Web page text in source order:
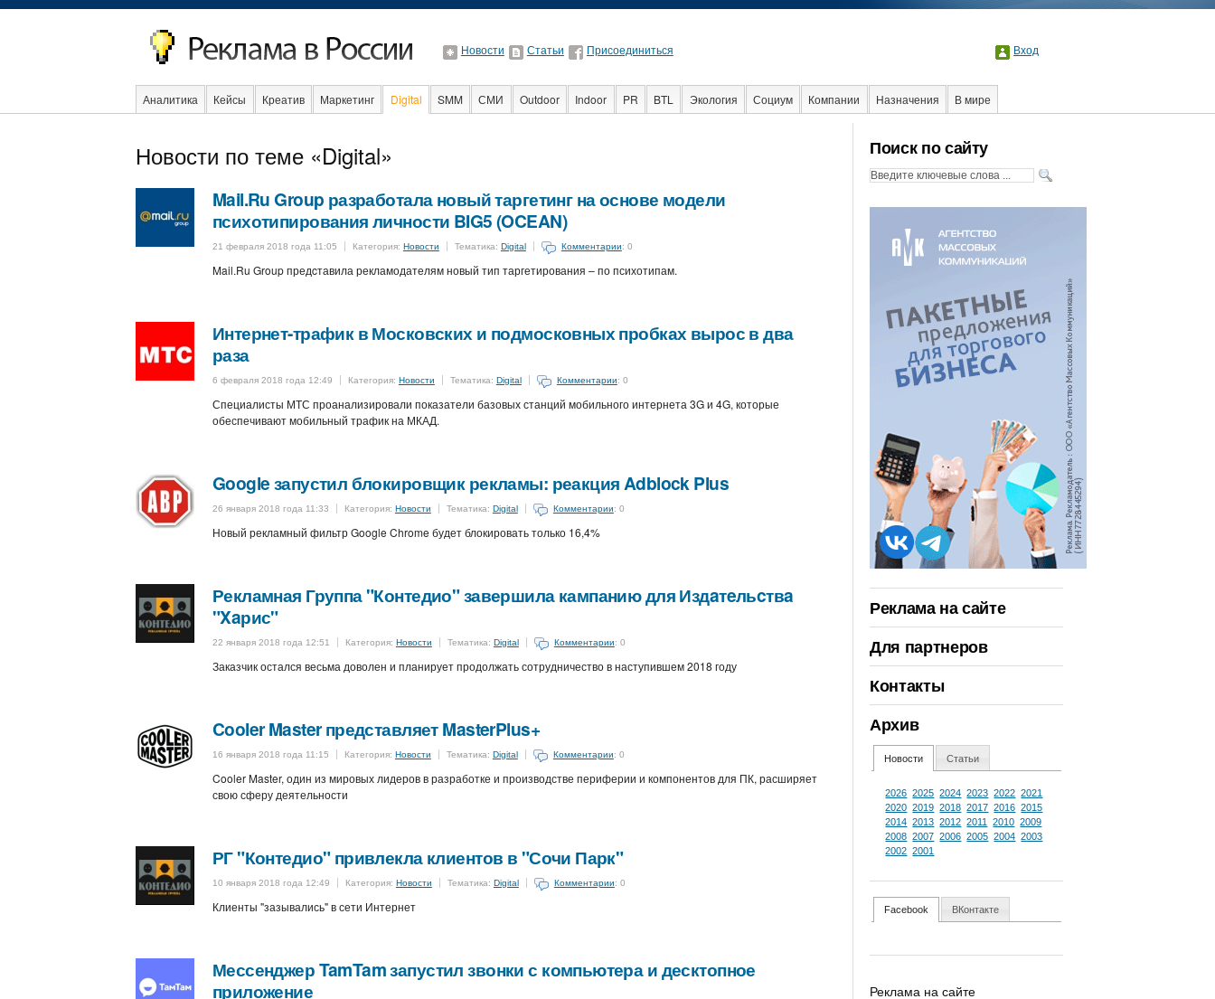
Новости Статьи Присоединиться Вход
Аналитика Кейсы Креатив Маркетинг Digital SMM СМИ Outdoor Indoor PR BTL Экология Социум Компании Назначения
В мире
Event
Поиск по сайту
Реклама на сайте
Для партнеров
Контакты
Архив
Новости Статьи
2026 2025 2024 2023 2022 2021
2020 2019 2018 2017 2016 2015
2014 2013 2012 2011 2010 2009
2008 2007 2006 2005 2004 2003
2002 2001
Facebook ВКонтакте
Реклама на сайте
Новости по теме «Digital»
Mail.Ru Group разработала новый таргетинг на основе модели
психотипирования личности BIG5 (OCEAN)
21 февраля 2018 года 11:05 Категория: Новости Тематика: Digital Комментарии: 0
Mail.Ru Group предcтавила рекламодателям новый тип таргетирования – по психотипам.
Интернет-трафик в Московских и подмосковных пробках вырос в два
раза
6 февраля 2018 года 12:49 Категория: Новости Тематика: Digital Комментарии: 0
Специалисты МТС проанализировали показатели базовых станций мобильного интернета 3G и 4G, которые
обеспечивают мобильный трафик на МКАД.
Google запустил блокировщик рекламы: реакция Adblock Plus
26 января 2018 года 11:33 Категория: Новости Тематика: Digital Комментарии: 0
Новый рекламный фильтр Google Chrome будет блокировать только 16,4%
Рекламная Группа "Контедио" завершила кампанию для Издaтeльcтвa
"Xaрис"
22 января 2018 года 12:51 Категория: Новости Тематика: Digital Комментарии: 0
Заказчик остался весьма доволен и планирует продолжать сотрудничество в наступившем 2018 году
Cooler Master представляет MasterPlus+
16 января 2018 года 11:15 Категория: Новости Тематика: Digital Комментарии: 0
Cooler Master, один из мировых лидеров в разработке и производстве периферии и компонентов для ПК, расширяет
свою сферу деятельности
РГ "Контедио" привлекла клиентов в "Сочи Парк"
10 января 2018 года 12:49 Категория: Новости Тематика: Digital Комментарии: 0
Клиенты "зазывались" в сети Интернет
Мессенджер TamTam запустил звонки с компьютера и десктопное
приложение